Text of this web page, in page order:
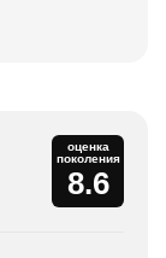
оценка
поколения
8.6